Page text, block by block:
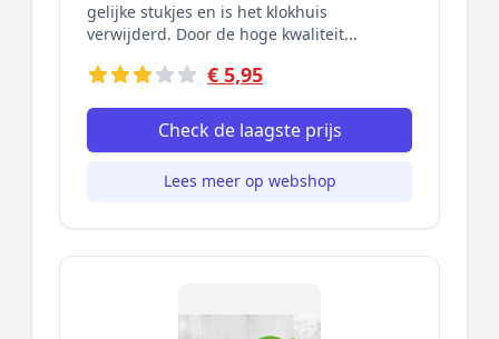
gelijke stukjes en is het klokhuis
verwijderd. Door de hoge kwaliteit...
€ 5,95
Check de laagste prijs
Lees meer op webshop